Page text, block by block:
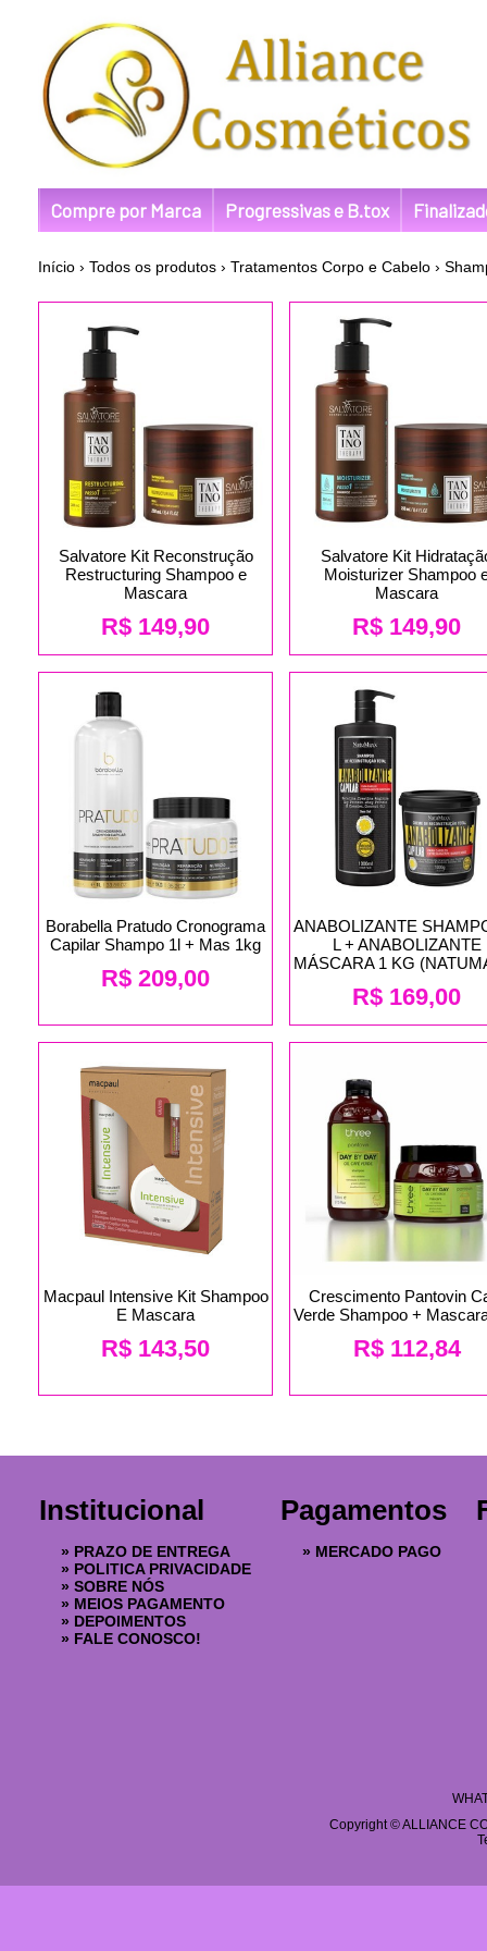
Compre por Marca Progressivas e B.tox
Início › Todos os produtos › Tratamentos Corpo e Cabelo ›
Salvatore Kit Reconstrução
Restructuring Shampoo e
Mascara
R$ 149,90
Salvatore Kit
Moisturizer Shampoo
Mascara
R$ 149,90
Borabella Pratudo Cronograma
Capilar Shampo 1l + Mas 1kg
R$ 209,00
ANABOLIZANTE
L + ANABOLIZANTE
MÁSCARA 1 KG
R$ 169,00
Macpaul Intensive Kit Shampoo
E Mascara
R$ 143,50
Crescimento Pantovin
Verde Shampoo +
R$ 112,84
Institucional
» PRAZO DE ENTREGA
» POLITICA PRIVACIDADE
» SOBRE NÓS
» MEIOS PAGAMENTO
» DEPOIMENTOS
» FALE CONOSCO!
Pagamentos
» MERCADO PAGO
Copyright © ALLIANCE